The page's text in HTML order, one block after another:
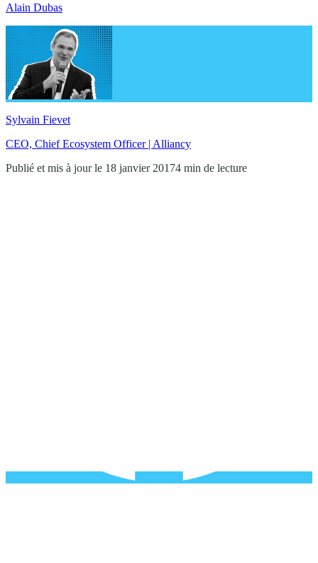
Alain Dubas
Sylvain Fievet
CEO, Chief Ecosystem Officer | Alliancy
Publié et mis à jour le 18 janvier 20174 min de lecture